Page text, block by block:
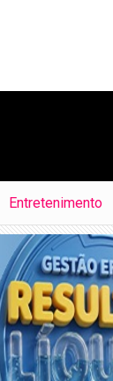
Entretenimento